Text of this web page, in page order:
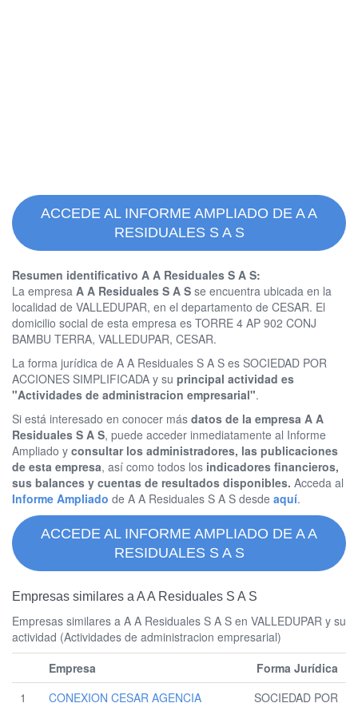
ACCEDE AL INFORME AMPLIADO DE A A
RESIDUALES S A S
Resumen identificativo A A Residuales S A S:
La empresa A A Residuales S A S se encuentra ubicada en la
localidad de VALLEDUPAR, en el departamento de CESAR. El
domicilio social de esta empresa es TORRE 4 AP 902 CONJ
BAMBU TERRA, VALLEDUPAR, CESAR.
La forma jurídica de A A Residuales S A S es SOCIEDAD POR
ACCIONES SIMPLIFICADA y su principal actividad es
"Actividades de administracion empresarial".
Si está interesado en conocer más datos de la empresa A A
Residuales S A S, puede acceder inmediatamente al Informe
Ampliado y consultar los administradores, las publicaciones
de esta empresa, así como todos los indicadores financieros,
sus balances y cuentas de resultados disponibles. Acceda al
Informe Ampliado de A A Residuales S A S desde aquí.
ACCEDE AL INFORME AMPLIADO DE A A
RESIDUALES S A S
Empresas similares a A A Residuales S A S
Empresas similares a A A Residuales S A S en VALLEDUPAR y su
actividad (Actividades de administracion empresarial)
Empresa
Forma Jurídica
1
CONEXION CESAR AGENCIA
SOCIEDAD POR